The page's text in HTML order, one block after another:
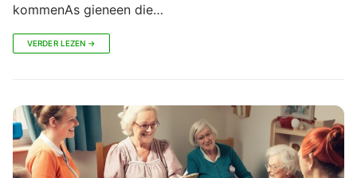
kommenAs gieneen die…
VERDER LEZEN →